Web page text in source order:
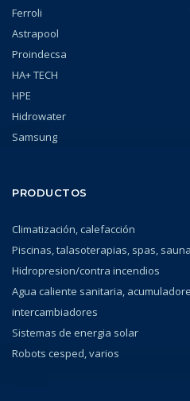
Ferroli
Astrapool
Proindecsa
HA+ TECH
HPE
Hidrowater
Samsung
PRODUCTOS
Climatización, calefacción
Piscinas, talasoterapias, spas,
Hidropresion/contra incendios
Agua caliente sanitaria,
intercambiadores
Sistemas de energia solar
Robots cesped, varios